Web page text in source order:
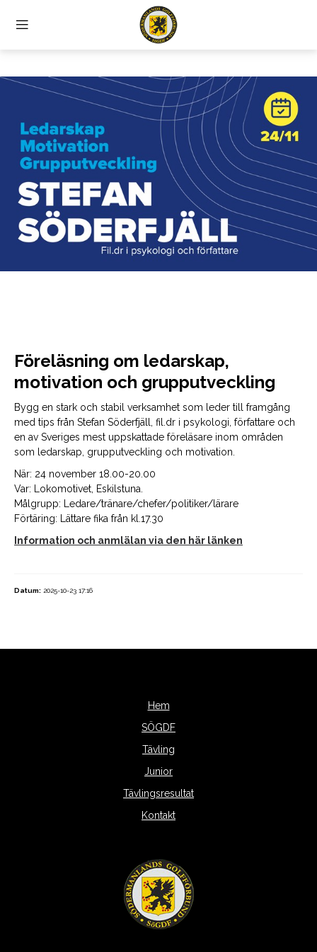
Föreläsning om ledarskap,
motivation och grupputveckling
Bygg en stark och stabil verksamhet som leder till framgång
med tips från Stefan Söderfjäll, fil.dr i psykologi, författare och
en av Sveriges mest uppskattade föreläsare inom områden
som ledarskap, grupputveckling och motivation.
När: 24 november 18.00-20.00
Var: Lokomotivet, Eskilstuna.
Målgrupp: Ledare/tränare/chefer/politiker/lärare
Förtäring: Lättare fika från kl.17.30
Information och anmlälan via den här länken
Datum: 2025-10-23 17:16
Hem
SÖGDF
Tävling
Junior
Tävlingsresultat
Kontakt